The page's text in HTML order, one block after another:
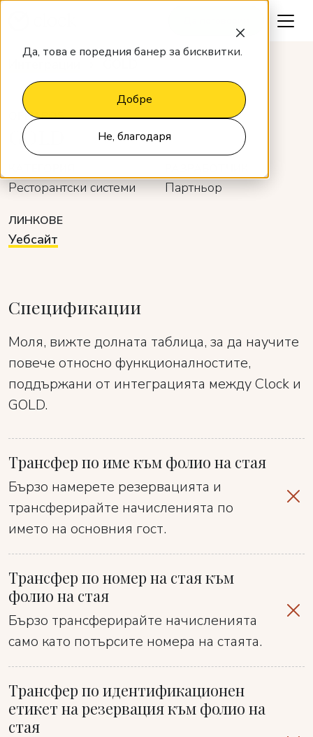
Да, това е поредния банер за бисквитки.
Добре
Не, благодаря
OPEN POS
GOLD
Ресторантски системи Партньор
ЛИНКОВЕ
Уебсайт
Спецификации
Моля, вижте долната таблица, за да научите
повече относно функционалностите,
поддържани от интеграцията между Clock и
GOLD.
Трансфер по име към фолио на стая
Бързо намерете резервацията и
трансферирайте начисленията по
името на основния гост.
Трансфер по номер на стая към
фолио на стая
Бързо трансферирайте начисленията
само като потърсите номера на стаята.
Трансфер по идентификационен
етикет на резервация към фолио на
стая